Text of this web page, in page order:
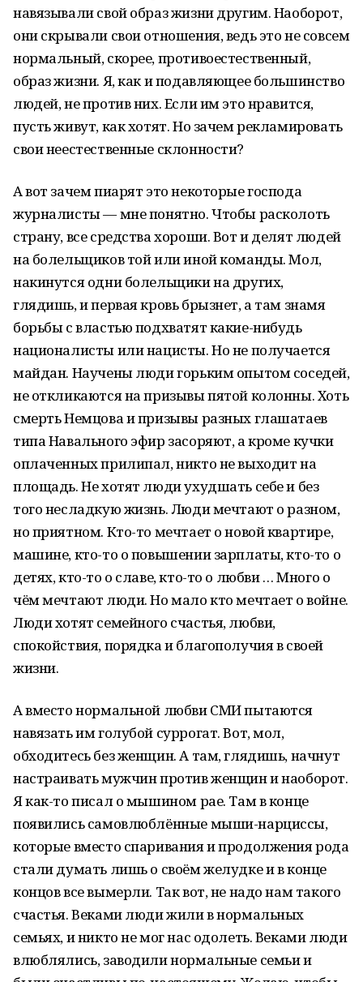
навязывали свой образ жизни другим. Наоборот,
они скрывали свои отношения, ведь это не совсем
нормальный, скорее, противоестественный,
образ жизни. Я, как и подавляющее большинство
людей, не против них. Если им это нравится,
пусть живут, как хотят. Но зачем рекламировать
свои неестественные склонности?
А вот зачем пиарят это некоторые господа
журналисты — мне понятно. Чтобы расколоть
страну, все средства хороши. Вот и делят людей
на болельщиков той или иной команды. Мол,
накинутся одни болельщики на других,
глядишь, и первая кровь брызнет, а там знамя
борьбы с властью подхватят какие-нибудь
националисты или нацисты. Но не получается
майдан. Научены люди горьким опытом соседей,
не откликаются на призывы пятой колонны. Хоть
смерть Немцова и призывы разных глашатаев
типа Навального эфир засоряют, а кроме кучки
оплаченных прилипал, никто не выходит на
площадь. Не хотят люди ухудшать себе и без
того несладкую жизнь. Люди мечтают о разном,
но приятном. Кто-то мечтает о новой квартире,
машине, кто-то о повышении зарплаты, кто-то о
детях, кто-то о славе, кто-то о любви … Много о
чём мечтают люди. Но мало кто мечтает о войне.
Люди хотят семейного счастья, любви,
спокойствия, порядка и благополучия в своей
жизни.
А вместо нормальной любви СМИ пытаются
навязать им голубой суррогат. Вот, мол,
обходитесь без женщин. А там, глядишь, начнут
настраивать мужчин против женщин и наоборот.
Я как-то писал о мышином рае. Там в конце
появились самовлюблённые мыши-нарциссы,
которые вместо спаривания и продолжения рода
стали думать лишь о своём желудке и в конце
концов все вымерли. Так вот, не надо нам такого
счастья. Веками люди жили в нормальных
семьях, и никто не мог нас одолеть. Веками люди
влюблялись, заводили нормальные семьи и